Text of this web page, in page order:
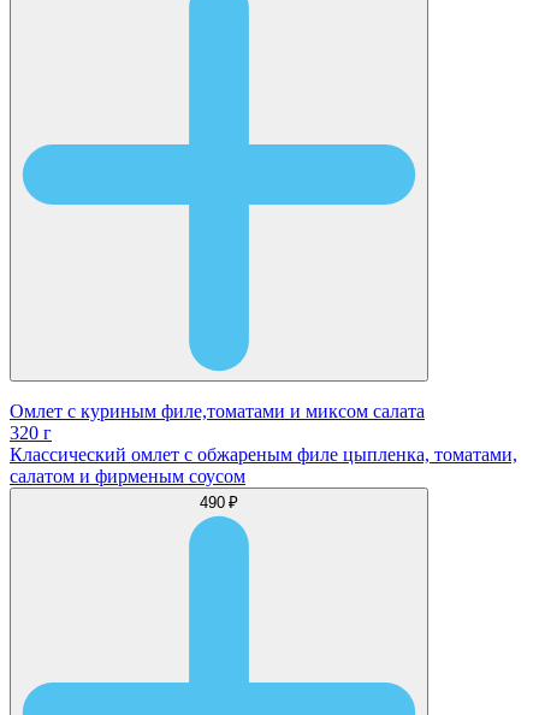
Омлет с куриным филе,томатами и миксом салата
320 г
Классический омлет с обжареным филе цыпленка, томатами,
салатом и фирменым соусом
490 ₽